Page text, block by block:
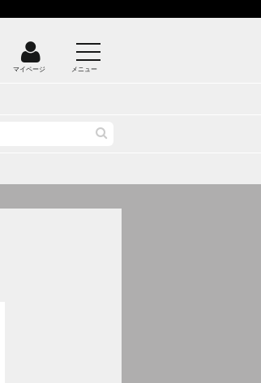
マイページ メニュー